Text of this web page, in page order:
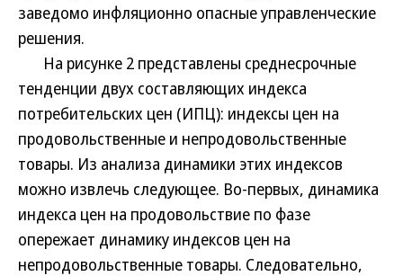
заведомо инфляционно опасные управленческие
решения.
На рисунке 2 представлены среднесрочные
тенденции двух составляющих индекса
потребительских цен (ИПЦ): индексы цен на
продовольственные и непродовольственные
товары. Из анализа динамики этих индексов
можно извлечь следующее. Во-первых, динамика
индекса цен на продовольствие по фазе
опережает динамику индексов цен на
непродовольственные товары. Следовательно,